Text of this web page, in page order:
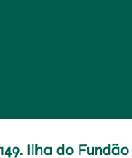
Ilha do Fundão